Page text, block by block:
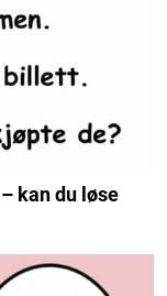
kan du løse